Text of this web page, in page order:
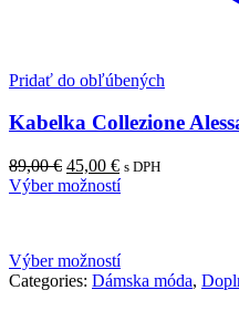
Pridať do obľúbených
Kabelka Collezione
89,00€ Pôvodná
cena
45,00 €Aktuálna
cena
s DPH
Výber možností
Výber možností
Categories: Dámska móda,